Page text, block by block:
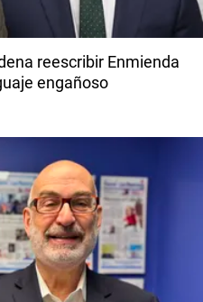
reescribir Enmienda
engañoso